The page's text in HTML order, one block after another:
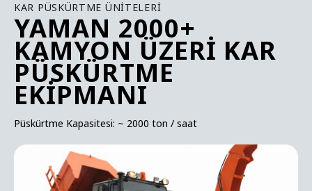
KAR PÜSKÜRTME ÜNITELERI
YAMAN 2000+
KAMYON ÜZERI KAR
PÜSKÜRTME
EKIPMANI
Püskürtme Kapasitesi: ~ 2000 ton / saat